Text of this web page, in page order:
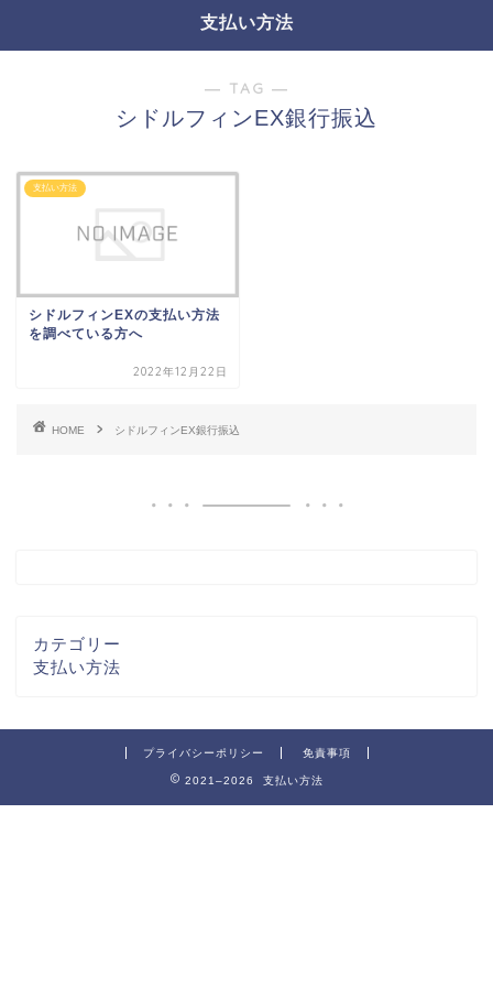
支払い方法
― TAG ―
シドルフィンEX銀行振込
支払い方法
シドルフィンEXの支払い方法
を調べている方へ
2022年12月22日
HOME シドルフィンEX銀行振込
カテゴリー
支払い方法
プライバシーポリシー 免責事項
2021–2026 支払い方法